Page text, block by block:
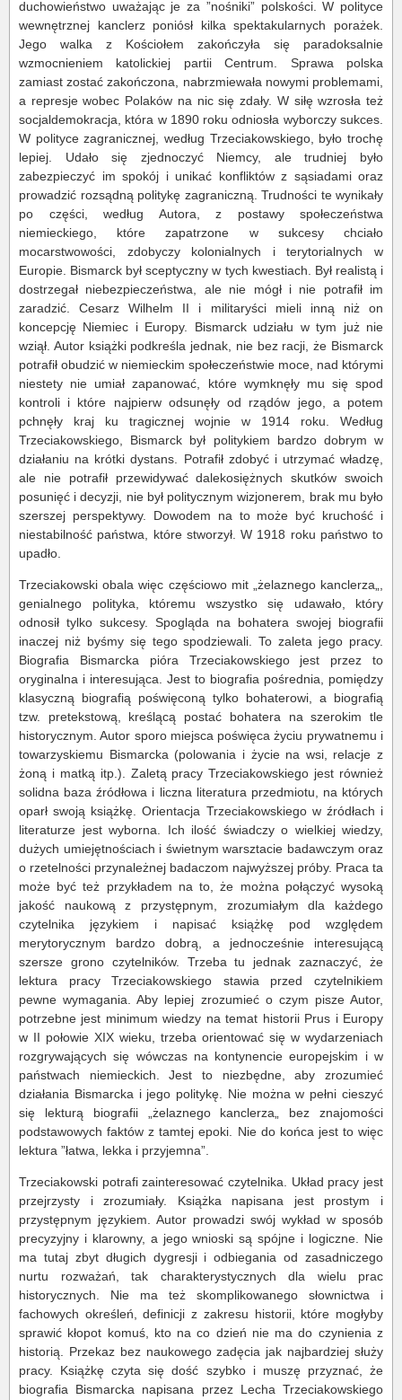
duchowieństwo uważając je za ”nośniki” polskości. W polityce
wewnętrznej kanclerz poniósł kilka spektakularnych porażek.
Jego walka z Kościołem zakończyła się paradoksalnie
wzmocnieniem katolickiej partii Centrum. Sprawa polska
zamiast zostać zakończona, nabrzmiewała nowymi problemami,
a represje wobec Polaków na nic się zdały. W siłę wzrosła też
socjaldemokracja, która w 1890 roku odniosła wyborczy sukces.
W polityce zagranicznej, według Trzeciakowskiego, było trochę
lepiej. Udało się zjednoczyć Niemcy, ale trudniej było
zabezpieczyć im spokój i unikać konfliktów z sąsiadami oraz
prowadzić rozsądną politykę zagraniczną. Trudności te wynikały
po części, według Autora, z postawy społeczeństwa
niemieckiego, które zapatrzone w sukcesy chciało
mocarstwowości, zdobyczy kolonialnych i terytorialnych w
Europie. Bismarck był sceptyczny w tych kwestiach. Był realistą i
dostrzegał niebezpieczeństwa, ale nie mógł i nie potrafił im
zaradzić. Cesarz Wilhelm II i militaryści mieli inną niż on
koncepcję Niemiec i Europy. Bismarck udziału w tym już nie
wziął. Autor książki podkreśla jednak, nie bez racji, że Bismarck
potrafił obudzić w niemieckim społeczeństwie moce, nad którymi
niestety nie umiał zapanować, które wymknęły mu się spod
kontroli i które najpierw odsunęły od rządów jego, a potem
pchnęły kraj ku tragicznej wojnie w 1914 roku. Według
Trzeciakowskiego, Bismarck był politykiem bardzo dobrym w
działaniu na krótki dystans. Potrafił zdobyć i utrzymać władzę,
ale nie potrafił przewidywać dalekosiężnych skutków swoich
posunięć i decyzji, nie był politycznym wizjonerem, brak mu było
szerszej perspektywy. Dowodem na to może być kruchość i
niestabilność państwa, które stworzył. W 1918 roku państwo to
upadło.
Trzeciakowski obala więc częściowo mit „żelaznego kanclerza„,
genialnego polityka, któremu wszystko się udawało, który
odnosił tylko sukcesy. Spogląda na bohatera swojej biografii
inaczej niż byśmy się tego spodziewali. To zaleta jego pracy.
Biografia Bismarcka pióra Trzeciakowskiego jest przez to
oryginalna i interesująca. Jest to biografia pośrednia, pomiędzy
klasyczną biografią poświęconą tylko bohaterowi, a biografią
tzw. pretekstową, kreślącą postać bohatera na szerokim tle
historycznym. Autor sporo miejsca poświęca życiu prywatnemu i
towarzyskiemu Bismarcka (polowania i życie na wsi, relacje z
żoną i matką itp.). Zaletą pracy Trzeciakowskiego jest również
solidna baza źródłowa i liczna literatura przedmiotu, na których
oparł swoją książkę. Orientacja Trzeciakowskiego w źródłach i
literaturze jest wyborna. Ich ilość świadczy o wielkiej wiedzy,
dużych umiejętnościach i świetnym warsztacie badawczym oraz
o rzetelności przynależnej badaczom najwyższej próby. Praca ta
może być też przykładem na to, że można połączyć wysoką
jakość naukową z przystępnym, zrozumiałym dla każdego
czytelnika językiem i napisać książkę pod względem
merytorycznym bardzo dobrą, a jednocześnie interesującą
szersze grono czytelników. Trzeba tu jednak zaznaczyć, że
lektura pracy Trzeciakowskiego stawia przed czytelnikiem
pewne wymagania. Aby lepiej zrozumieć o czym pisze Autor,
potrzebne jest minimum wiedzy na temat historii Prus i Europy
w II połowie XIX wieku, trzeba orientować się w wydarzeniach
rozgrywających się wówczas na kontynencie europejskim i w
państwach niemieckich. Jest to niezbędne, aby zrozumieć
działania Bismarcka i jego politykę. Nie można w pełni cieszyć
się lekturą biografii „żelaznego kanclerza„ bez znajomości
podstawowych faktów z tamtej epoki. Nie do końca jest to więc
lektura ”łatwa, lekka i przyjemna”.
Trzeciakowski potrafi zainteresować czytelnika. Układ pracy jest
przejrzysty i zrozumiały. Książka napisana jest prostym i
przystępnym językiem. Autor prowadzi swój wykład w sposób
precyzyjny i klarowny, a jego wnioski są spójne i logiczne. Nie
ma tutaj zbyt długich dygresji i odbiegania od zasadniczego
nurtu rozważań, tak charakterystycznych dla wielu prac
historycznych. Nie ma też skomplikowanego słownictwa i
fachowych określeń, definicji z zakresu historii, które mogłyby
sprawić kłopot komuś, kto na co dzień nie ma do czynienia z
historią. Przekaz bez naukowego zadęcia jak najbardziej służy
pracy. Książkę czyta się dość szybko i muszę przyznać, że
biografia Bismarcka napisana przez Lecha Trzeciakowskiego